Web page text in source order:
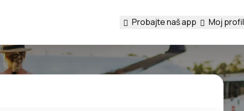
Probajte naš app Moj profil